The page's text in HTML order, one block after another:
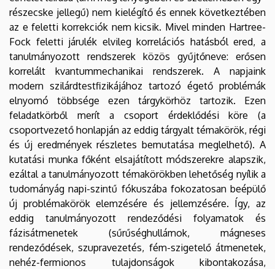
részecske jellegű) nem kielégítő és ennek következtében
az e feletti korrekciók nem kicsik. Mivel minden Hartree-
Fock feletti járulék elvileg korrelációs hatásból ered, a
tanulmányozott rendszerek közös gyűjtőneve: erősen
korrelált kvantummechanikai rendszerek. A napjaink
modern szilárdtestfizikájához tartozó égető problémák
elnyomó többsége ezen tárgykörhöz tartozik. Ezen
feladatkörből merít a csoport érdeklődési köre (a
csoportvezető honlapján az eddig tárgyalt témakörök, régi
és új eredmények részletes bemutatása meglelhető). A
kutatási munka főként elsajátított módszerekre alapszik,
ezáltal a tanulmányozott témakörökben lehetőség nyílik a
tudományág napi-szintű fókuszába fokozatosan beépülő
új problémakörök elemzésére és jellemzésére. Így, az
eddig tanulmányozott rendeződési folyamatok és
fázisátmenetek (sűrűséghullámok, mágneses
rendeződések, szupravezetés, fém-szigetelő átmenetek,
nehéz-fermionos tulajdonságok kibontakozása,